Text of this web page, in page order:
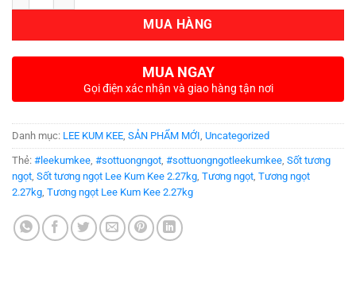
MUA HÀNG
MUA NGAY
Gọi điện xác nhận và giao hàng tận nơi
Danh mục: LEE KUM KEE, SẢN PHẨM MỚI, Uncategorized
Thẻ: #leekumkee, #sottuongngot, #sottuongngotleekumkee, Sốt tương
ngọt, Sốt tương ngọt Lee Kum Kee 2.27kg, Tương ngọt, Tương ngọt
2.27kg, Tương ngọt Lee Kum Kee 2.27kg